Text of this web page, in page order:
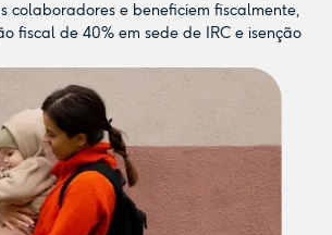
colaboradores e beneficiem fiscalmente,
fiscal de 40% em sede de IRC e isenção